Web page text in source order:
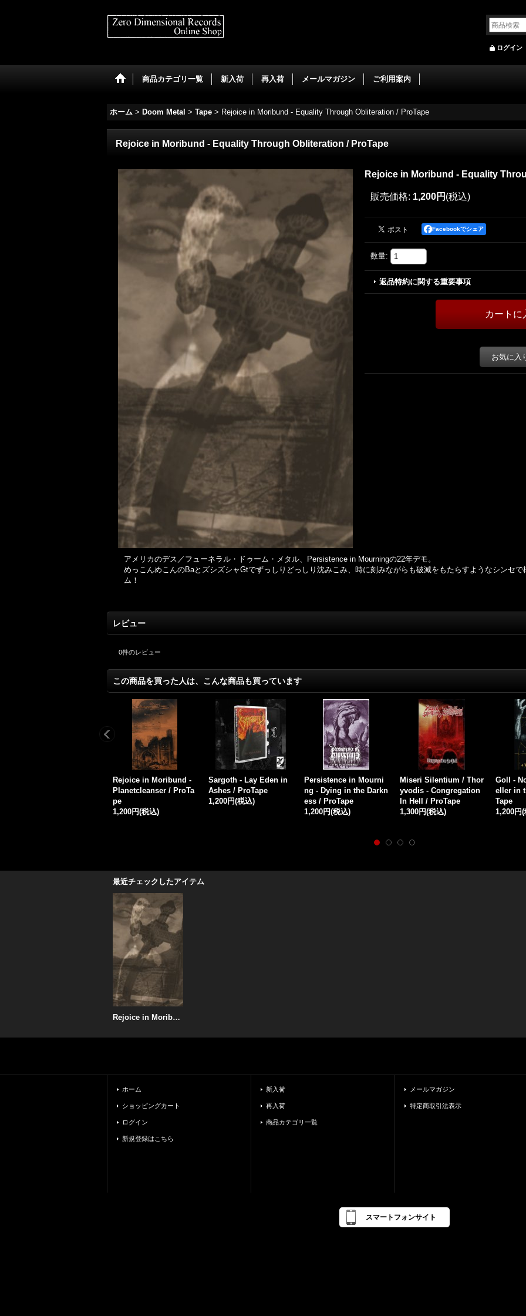
ログイン
商品カテゴリ一覧 新入荷 再入荷 メールマガジン ご利用案内
ホーム > Doom Metal > Tape > Rejoice in Moribund - Equality Through Obliteration / ProTape
Rejoice in Moribund - Equality Through Obliteration / ProTape
Rejoice in Moribund - Equality
販売価格: 1,200円 (税込)
Facebookでシェア
数量:
返品特約に関する重要事項
お気に入
アメリカのデス／フューネラル・ドゥーム・メタル、Persistence in Mourningの22年デモ。
めっこんめこんのBaとズシズシャGtでずっしりどっしり沈みこみ、時に刻みながらも破滅をもたらすようなシンセ
ム！
レビュー
0件のレビュー
この商品を買った人は、こんな商品も買っています
Worship / Persistence
in Mourning - Element
al Doom Trilogy I - Wo
od / EP
Persistence in Mourni
ng / Moloch - Cold War
Plague / EP
The Extinct Dreams - П
отустороннее сияние
/ DigiCD
1,700円(税込)
Adversvm - Vama Marg
a / CD
1,800円(税込)
n / CD
1,500円
最近チェックしたアイテム
Rejoice in Moribund - Equality Through Obliteration / ProTape
ホーム
ショッピングカート
ログイン
新規登録はこちら
新入荷
再入荷
商品カテゴリ一覧
メールマガジン
特定商取引法表示
スマートフォンサイト